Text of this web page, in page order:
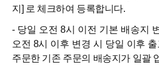
지] 로 체크하여 등록합니다.
- 당일 오전 8시 이전 기본 배송지
오전 8시 이후 변경 시 당일 이후
주문한 기존 주문의 배송지가 일괄